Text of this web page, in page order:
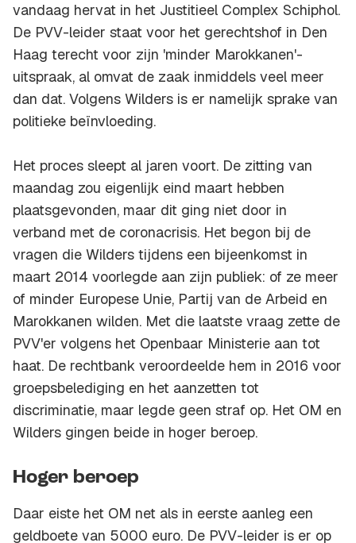
vandaag hervat in het Justitieel Complex Schiphol.
De PVV-leider staat voor het gerechtshof in Den
Haag terecht voor zijn 'minder Marokkanen'-
uitspraak, al omvat de zaak inmiddels veel meer
dan dat. Volgens Wilders is er namelijk sprake van
politieke beïnvloeding.
Het proces sleept al jaren voort. De zitting van
maandag zou eigenlijk eind maart hebben
plaatsgevonden, maar dit ging niet door in
verband met de coronacrisis. Het begon bij de
vragen die Wilders tijdens een bijeenkomst in
maart 2014 voorlegde aan zijn publiek: of ze meer
of minder Europese Unie, Partij van de Arbeid en
Marokkanen wilden. Met die laatste vraag zette de
PVV'er volgens het Openbaar Ministerie aan tot
haat. De rechtbank veroordeelde hem in 2016 voor
groepsbelediging en het aanzetten tot
discriminatie, maar legde geen straf op. Het OM en
Wilders gingen beide in hoger beroep.
Hoger beroep
Daar eiste het OM net als in eerste aanleg een
geldboete van 5000 euro. De PVV-leider is er op